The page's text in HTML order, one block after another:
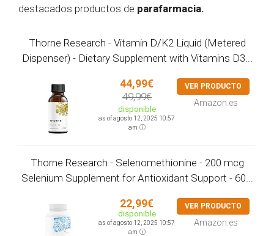
destacados productos de parafarmacia.
Thorne Research - Vitamin D/K2 Liquid (Metered
Dispenser) - Dietary Supplement with Vitamins D3...
44,99€
49,99€
disponible
as of agosto 12, 2025 10:57
am
VER PRODUCTO
Amazon.es
Thorne Research - Selenomethionine - 200 mcg
Selenium Supplement for Antioxidant Support - 60...
22,99€
disponible
as of agosto 12, 2025 10:57
am
VER PRODUCTO
Amazon.es